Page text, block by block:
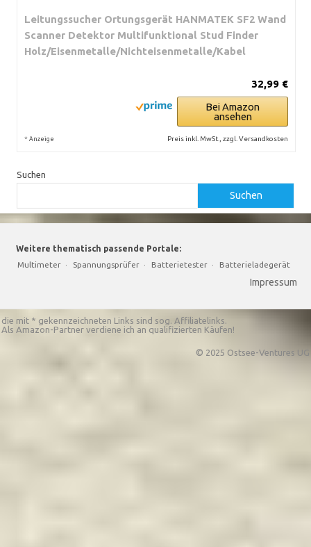
Leitungssucher Ortungsgerät HANMATEK SF2 Wand
Scanner Detektor Multifunktional Stud Finder
Holz/Eisenmetalle/Nichteisenmetalle/Kabel
32,99 €
Bei Amazon
ansehen
* Anzeige Preis inkl. MwSt., zzgl. Versandkosten
Suchen
Suchen
Weitere thematisch passende Portale:
Multimeter · Spannungsprüfer · Batterietester · Batterieladegerät
Impressum
die mit * gekennzeichneten Links sind sog. Affiliatelinks.
Als Amazon-Partner verdiene ich an qualifizierten Käufen!
© 2025 Ostsee-Ventures UG